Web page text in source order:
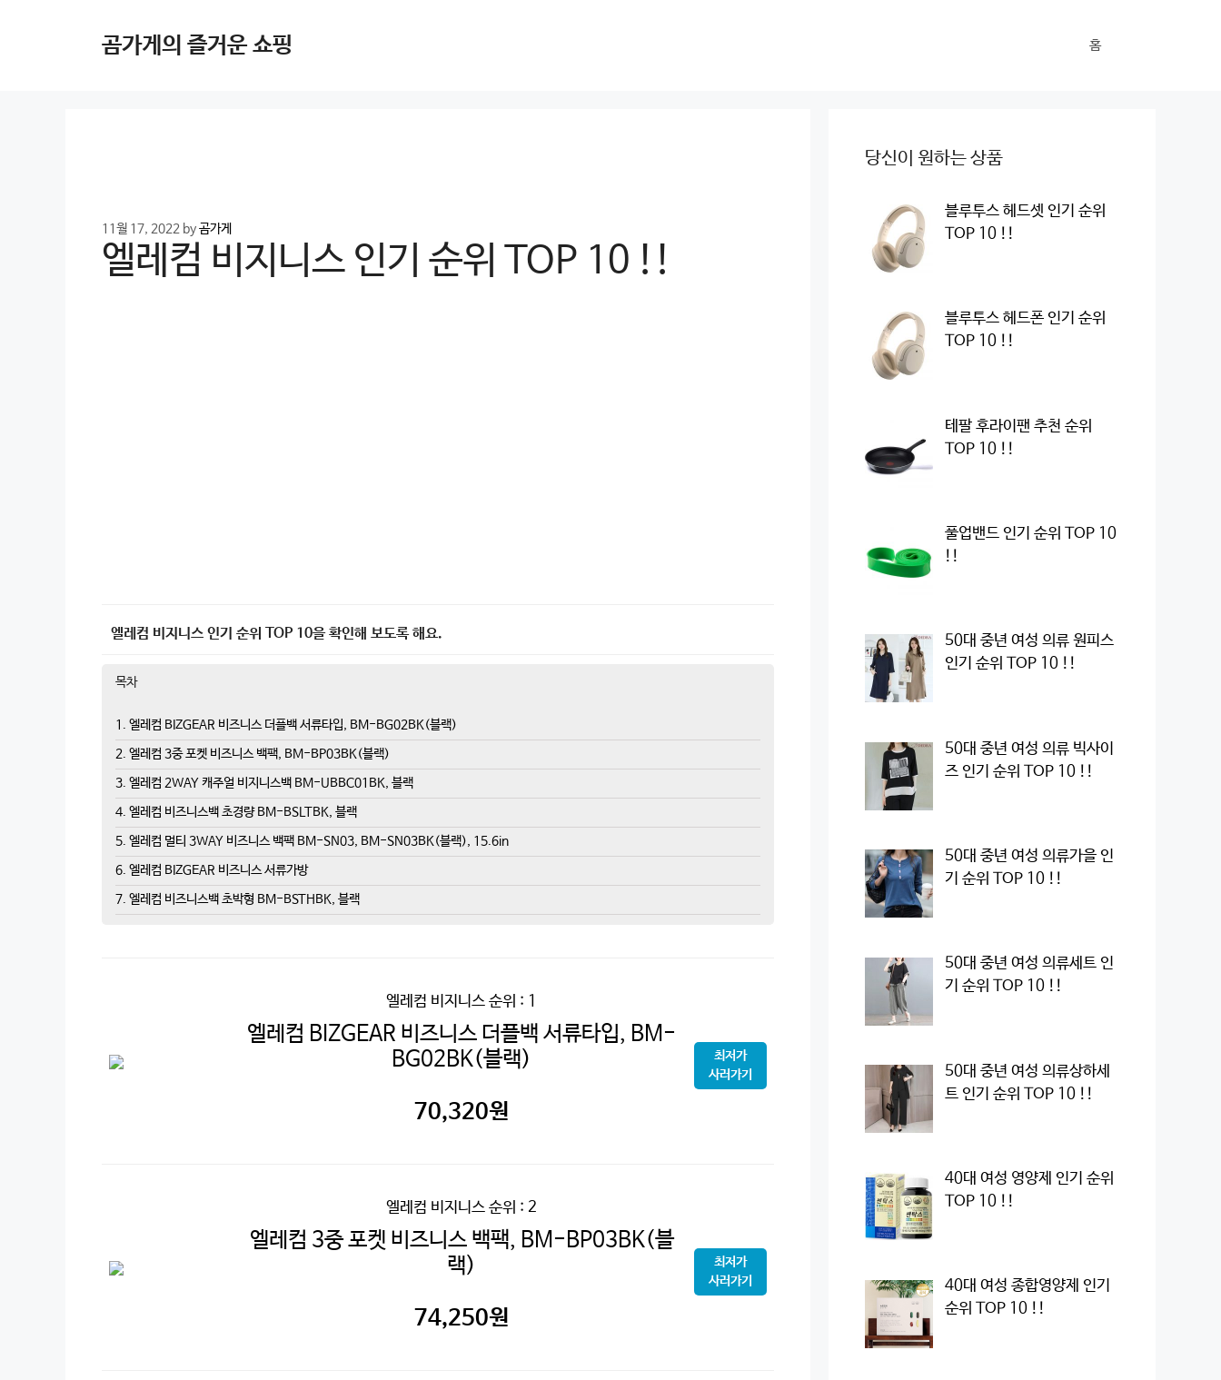
곰가게의 즐거운 쇼핑 홈
11월 17, 2022 by곰가게
엘레컴 비지니스 인기 순위 TOP 10 !!
엘레컴 비지니스 인기 순위 TOP 10을 확인해 보도록 해요.
목차
1. 엘레컴 BIZGEAR 비즈니스 더플백 서류타입, BM-BG02BK(블랙)
2. 엘레컴 3중 포켓 비즈니스 백팩, BM-BP03BK(블랙)
3. 엘레컴 2WAY 캐주얼 비지니스백 BM-UBBC01BK, 블랙
4. 엘레컴 비즈니스백 초경량 BM-BSLTBK, 블랙
5. 엘레컴 멀티 3WAY 비즈니스 백팩 BM-SN03, BM-SN03BK(블랙), 15.6in
6. 엘레컴 BIZGEAR 비즈니스 서류가방
7. 엘레컴 비즈니스백 초박형 BM-BSTHBK, 블랙
엘레컴 비지니스 순위 : 1
엘레컴 BIZGEAR 비즈니스 더플백 서류타입, BM-
BG02BK(블랙)
70,320원
최저가
사러가기
엘레컴 비지니스 순위 : 2
엘레컴 3중 포켓 비즈니스 백팩, BM-BP03BK(블
랙)
74,250원
최저가
사러가기
당신이 원하는 상품
블루투스 헤드셋 인기 순위
TOP 10 !!
블루투스 헤드폰 인기 순위
TOP 10 !!
테팔 후라이팬 추천 순위
TOP 10 !!
풀업밴드 인기 순위 TOP 10
!!
50대 중년 여성 의류 원피스
인기 순위 TOP 10 !!
50대 중년 여성 의류 빅사이
즈 인기 순위 TOP 10 !!
50대 중년 여성 의류가을 인
기 순위 TOP 10 !!
50대 중년 여성 의류세트 인
기 순위 TOP 10 !!
50대 중년 여성 의류상하세
트 인기 순위 TOP 10 !!
40대 여성 영양제 인기 순위
TOP 10 !!
40대 여성 종합영양제 인기
순위 TOP 10 !!